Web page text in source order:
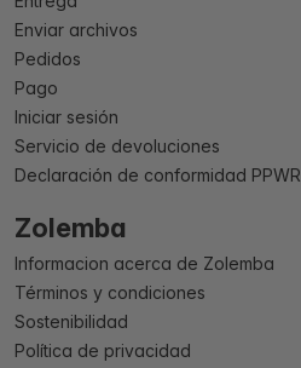
Enviar archivos
Pedidos
Pago
Iniciar sesión
Servicio de devoluciones
Declaración de conformidad PPWR
Zolemba
Informacion acerca de Zolemba
Términos y condiciones
Sostenibilidad
Política de privacidad